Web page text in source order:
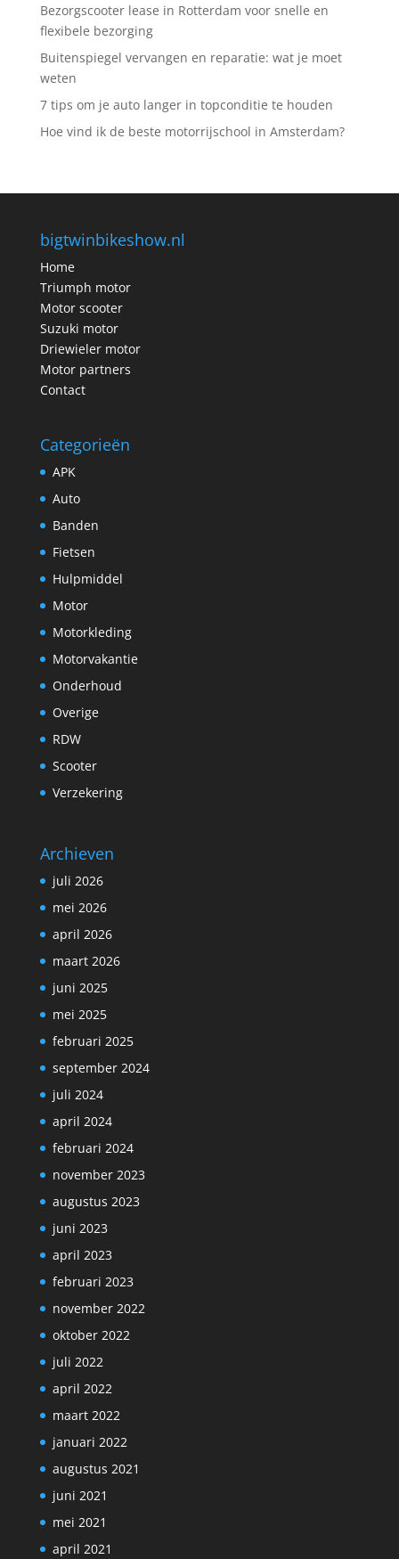
Bezorgscooter lease in Rotterdam voor snelle en
flexibele bezorging
Buitenspiegel vervangen en reparatie: wat je moet
weten
7 tips om je auto langer in topconditie te houden
Hoe vind ik de beste motorrijschool in Amsterdam?
bigtwinbikeshow.nl
Home
Triumph motor
Motor scooter
Suzuki motor
Driewieler motor
Motor partners
Contact
Categorieën
APK
Auto
Banden
Fietsen
Hulpmiddel
Motor
Motorkleding
Motorvakantie
Onderhoud
Overige
RDW
Scooter
Verzekering
Archieven
juli 2026
mei 2026
april 2026
maart 2026
juni 2025
mei 2025
februari 2025
september 2024
juli 2024
april 2024
februari 2024
november 2023
augustus 2023
juni 2023
april 2023
februari 2023
november 2022
oktober 2022
juli 2022
april 2022
maart 2022
januari 2022
augustus 2021
juni 2021
mei 2021
april 2021